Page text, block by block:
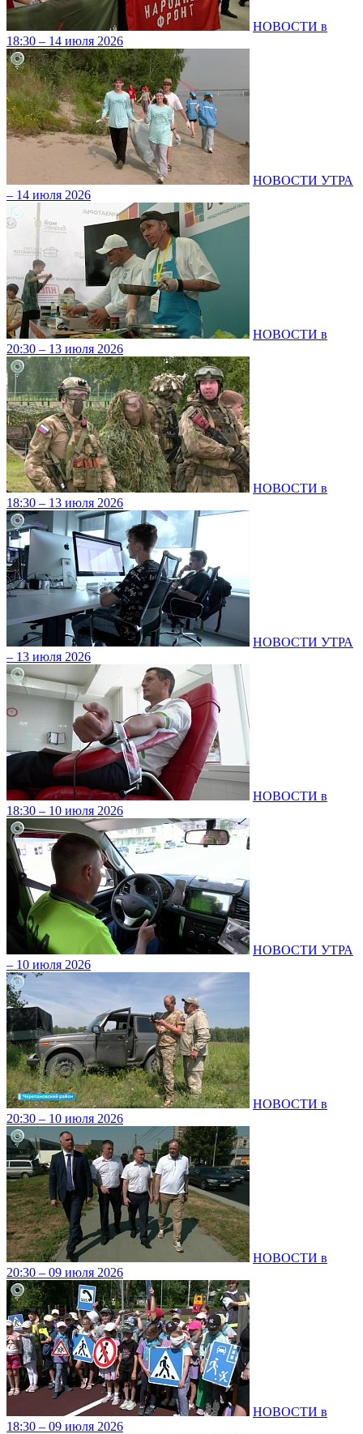
НОВОСТИ в
18:30 – 14 июля 2026
НОВОСТИ УТРА
– 14 июля 2026
НОВОСТИ в
20:30 – 13 июля 2026
НОВОСТИ в
18:30 – 13 июля 2026
НОВОСТИ УТРА
– 13 июля 2026
НОВОСТИ в
18:30 – 10 июля 2026
НОВОСТИ УТРА
– 10 июля 2026
НОВОСТИ в
20:30 – 10 июля 2026
НОВОСТИ в
20:30 – 09 июля 2026
НОВОСТИ в
18:30 – 09 июля 2026